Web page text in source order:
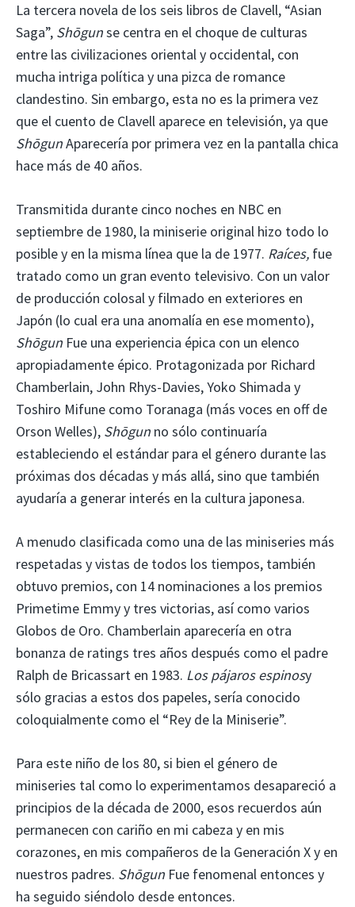
La tercera novela de los seis libros de Clavell, “Asian
Saga”, Shōgunse centra en el choque de culturas
entre las civilizaciones oriental y occidental, con
mucha intriga política y una pizca de romance
clandestino. Sin embargo, esta no es la primera vez
que el cuento de Clavell aparece en televisión, ya que
ShōgunAparecería por primera vez en la pantalla chica
hace más de 40 años.
Transmitida durante cinco noches en NBC en
septiembre de 1980, la miniserie original hizo todo lo
posible y en la misma línea que la de 1977. Raíces, fue
tratado como un gran evento televisivo. Con un valor
de producción colosal y filmado en exteriores en
Japón (lo cual era una anomalía en ese momento),
Shōgun Fue una experiencia épica con un elenco
apropiadamente épico. Protagonizada por Richard
Chamberlain, John Rhys-Davies, Yoko Shimada y
Toshiro Mifune como Toranaga (más voces en off de
Orson Welles), Shōgun no sólo continuaría
estableciendo el estándar para el género durante las
próximas dos décadas y más allá, sino que también
ayudaría a generar interés en la cultura japonesa.
A menudo clasificada como una de las miniseries más
respetadas y vistas de todos los tiempos, también
obtuvo premios, con 14 nominaciones a los premios
Primetime Emmy y tres victorias, así como varios
Globos de Oro. Chamberlain aparecería en otra
bonanza de ratings tres años después como el padre
Ralph de Bricassart en 1983. Los pájaros espinosy
sólo gracias a estos dos papeles, sería conocido
coloquialmente como el “Rey de la Miniserie”.
Para este niño de los 80, si bien el género de
miniseries tal como lo experimentamos desapareció a
principios de la década de 2000, esos recuerdos aún
permanecen con cariño en mi cabeza y en mis
corazones, en mis compañeros de la Generación X y en
nuestros padres. Shōgun Fue fenomenal entonces y
ha seguido siéndolo desde entonces.